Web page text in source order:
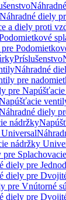
Náhradné diely
a diely proti
Príslušenstvo
Náhradné
pre
pre
diely
nádržky
nádržky
pre
diely pre
diely pre
pre Vnútorné
diely pre